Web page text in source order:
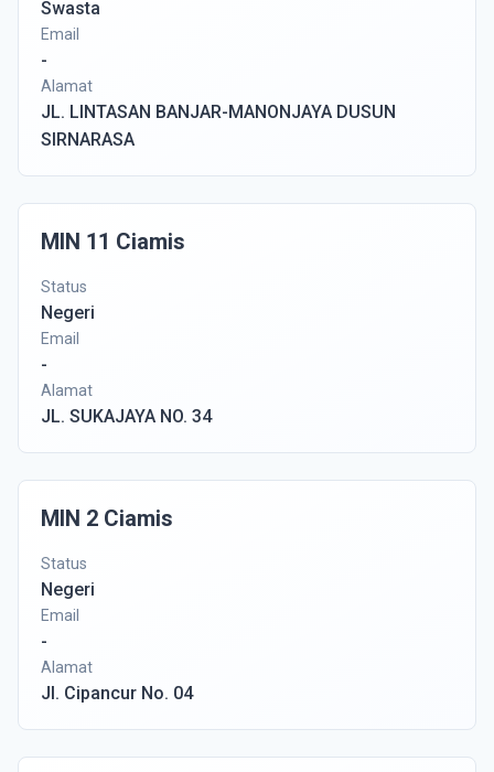
Swasta
Email
-
Alamat
JL. LINTASAN BANJAR-MANONJAYA DUSUN
SIRNARASA
MIN 11 Ciamis
Status
Negeri
Email
-
Alamat
JL. SUKAJAYA NO. 34
MIN 2 Ciamis
Status
Negeri
Email
-
Alamat
Jl. Cipancur No. 04